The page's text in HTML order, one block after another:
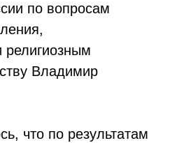
по вопросам
Владимир
что по результатам